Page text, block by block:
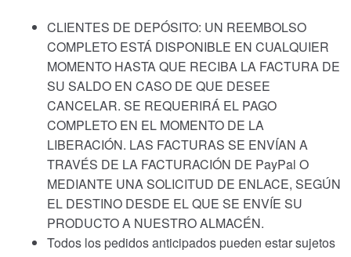
CLIENTES DE DEPÓSITO: UN REEMBOLSO
COMPLETO ESTÁ DISPONIBLE EN CUALQUIER
MOMENTO HASTA QUE RECIBA LA FACTURA DE
SU SALDO EN CASO DE QUE DESEE
CANCELAR. SE REQUERIRÁ EL PAGO
COMPLETO EN EL MOMENTO DE LA
LIBERACIÓN. LAS FACTURAS SE ENVÍAN A
TRAVÉS DE LA FACTURACIÓN DE PayPal O
MEDIANTE UNA SOLICITUD DE ENLACE, SEGÚN
EL DESTINO DESDE EL QUE SE ENVÍE SU
PRODUCTO A NUESTRO ALMACÉN.
Todos los pedidos anticipados pueden estar sujetos